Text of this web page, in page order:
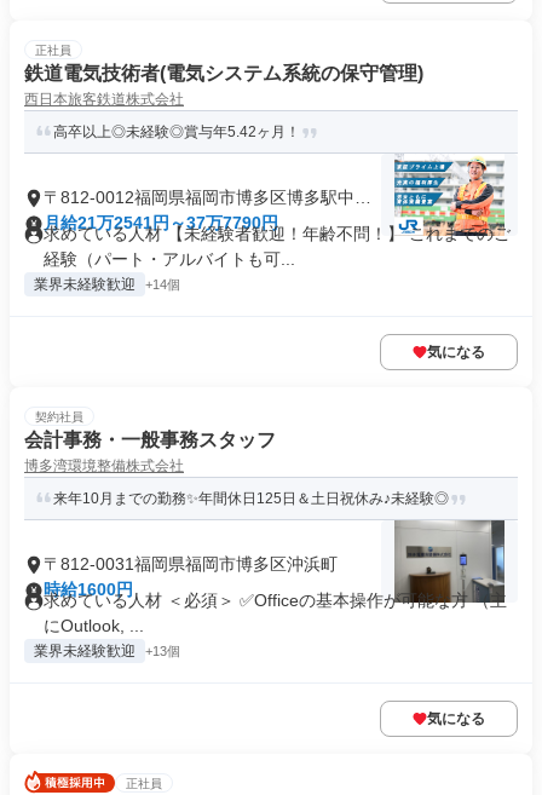
正社員
鉄道電気技術者(電気システム系統の保守管理)
西日本旅客鉄道株式会社
高卒以上◎未経験◎賞与年5.42ヶ月！
〒812-0012福岡県福岡市博多区博多駅中央
街
月給21万2541円～37万7790円
求めている人材 【未経験者歓迎！年齢不問！】 これまでのご
経験（パート・アルバイトも可...
業界未経験歓迎 +14個
気になる
契約社員
会計事務・一般事務スタッフ
博多湾環境整備株式会社
来年10月までの勤務✨年間休日125日＆土日祝休み♪未経験◎
〒812-0031福岡県福岡市博多区沖浜町
時給1600円
求めている人材 ＜必須＞ ✅Officeの基本操作が可能な方 （主
にOutlook, ...
業界未経験歓迎 +13個
気になる
正社員